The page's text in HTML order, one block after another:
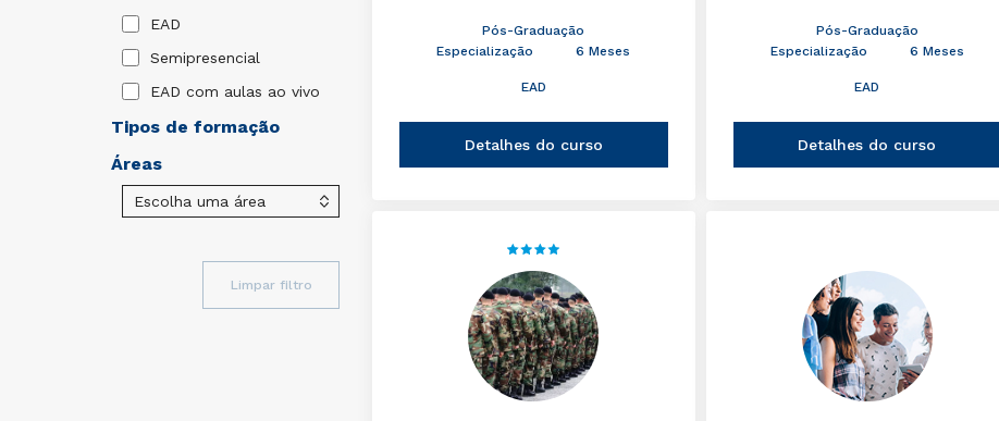
EAD
Semipresencial
EAD com aulas ao vivo
Tipos de formação
Áreas
Limpar filtro
Pós-Graduação
Especialização
6 Meses
EAD
Detalhes do curso
Pós-Graduação
Especialização
6 Meses
EAD
Detalhes do curso